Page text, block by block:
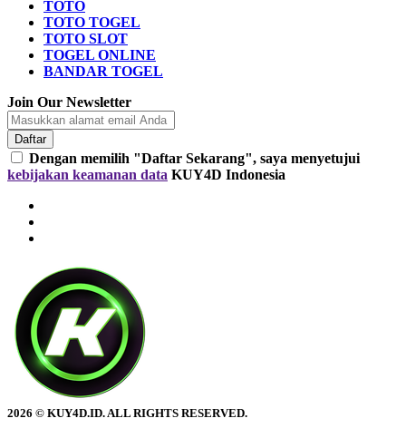
TOTO
TOTO TOGEL
TOTO SLOT
TOGEL ONLINE
BANDAR TOGEL
Join Our Newsletter
Daftar
Dengan memilih "Daftar Sekarang", saya menyetujui
kebijakan keamanan data KUY4D Indonesia
2026 © KUY4D.ID. ALL RIGHTS RESERVED.